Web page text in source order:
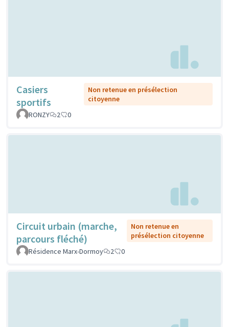
Casiers
sportifs
Non retenue en présélection
citoyenne
RONZY
2 0
Circuit urbain (marche,
parcours fléché)
Non retenue en
présélection citoyenne
Résidence Marx-Dormoy
2 0